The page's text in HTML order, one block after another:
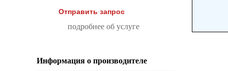
Отправить запрос
подробнее об услуге
Информация о производителе